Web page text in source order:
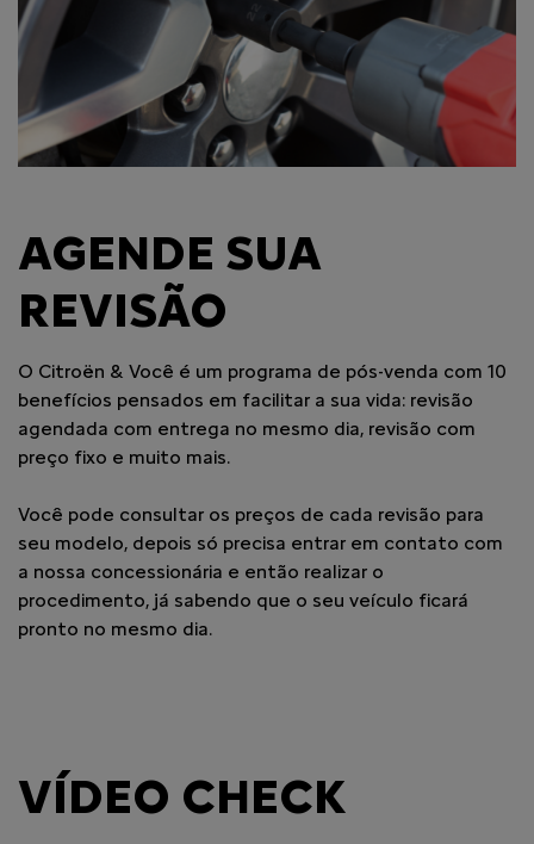
AGENDE SUA
REVISÃO
O Citroën & Você é um programa de pós-venda com 10
benefícios pensados em facilitar a sua vida: revisão
agendada com entrega no mesmo dia, revisão com
preço fixo e muito mais.
Você pode consultar os preços de cada revisão para
seu modelo, depois só precisa entrar em contato com
a nossa concessionária e então realizar o
procedimento, já sabendo que o seu veículo ficará
pronto no mesmo dia.
VÍDEO CHECK